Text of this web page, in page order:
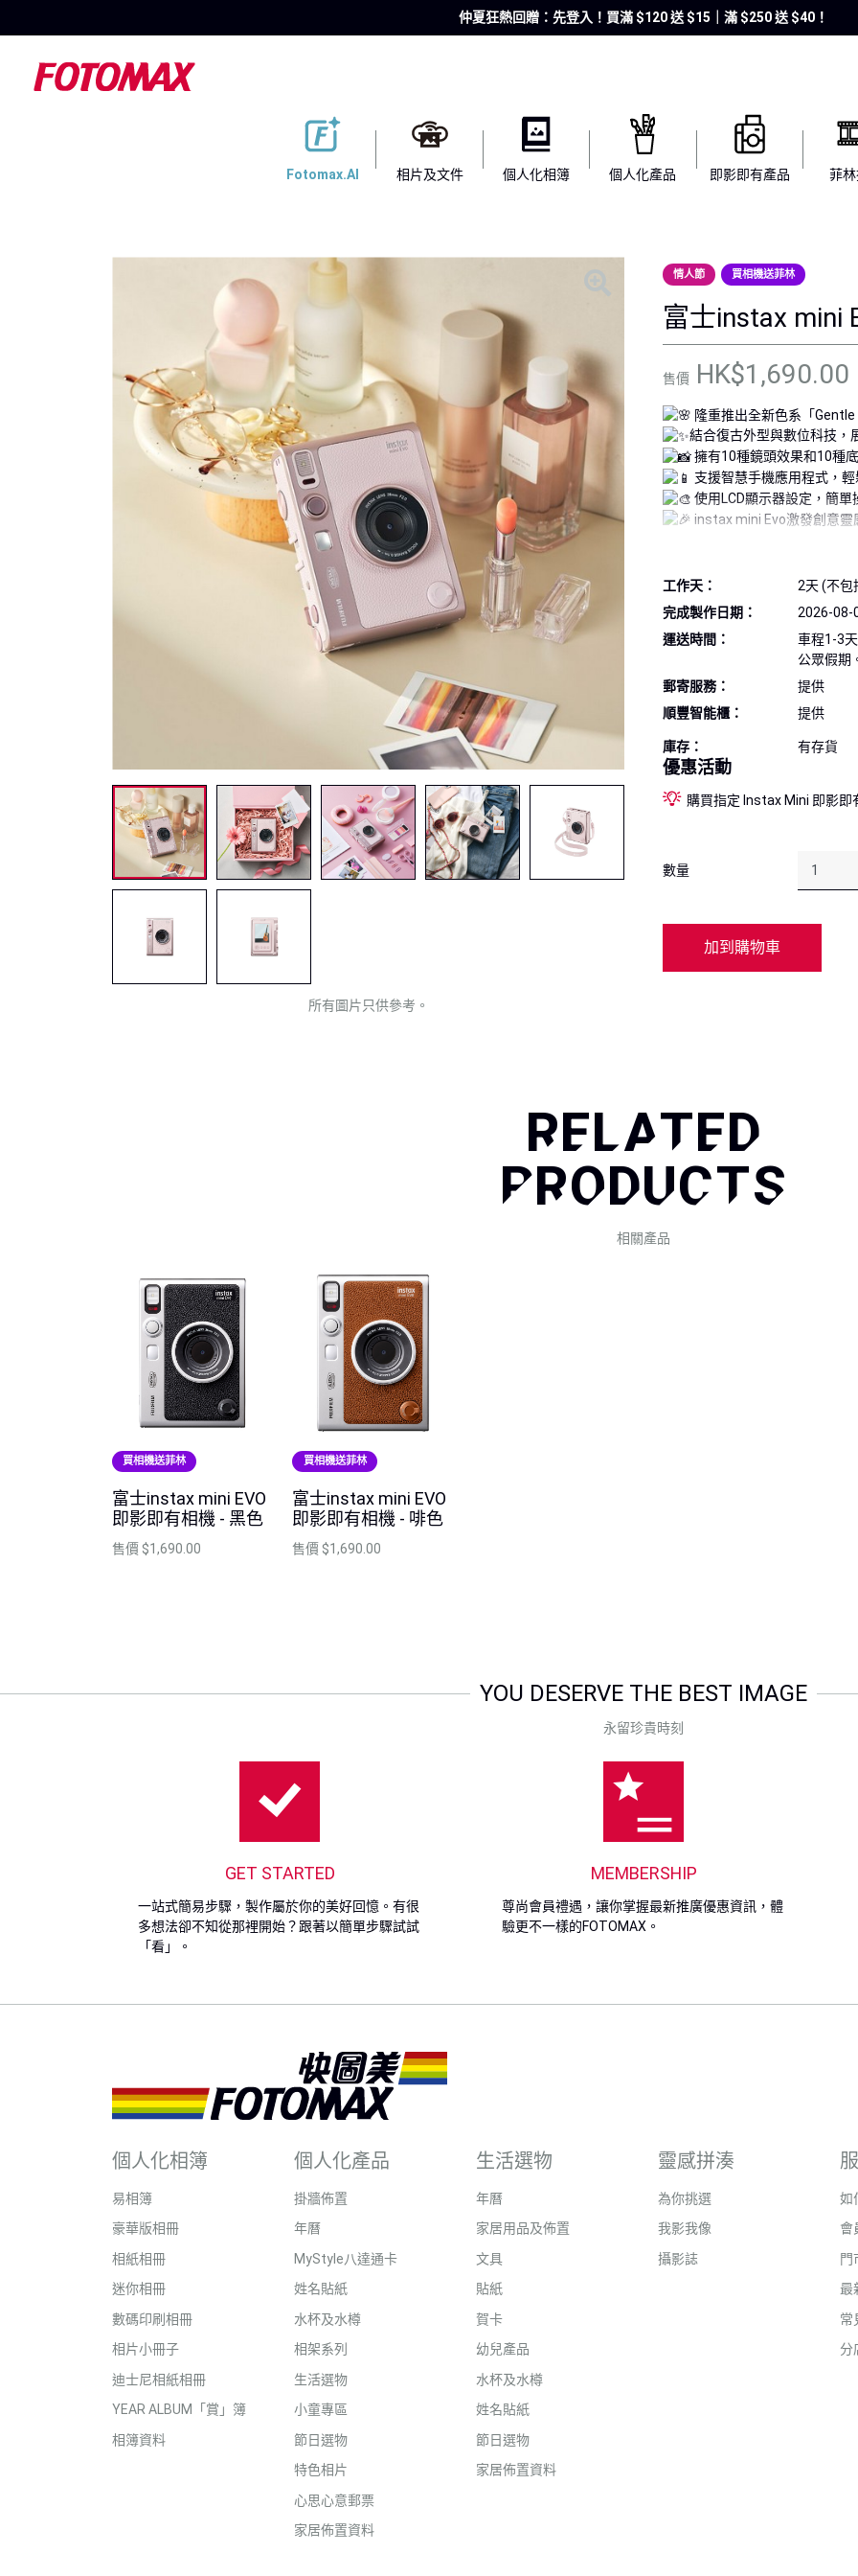
仲夏狂熱回贈：先登入！買滿 $120 送 $15｜滿 $250 送 $40！
Fotomax.AI 相片及文件 個人化相簿 個人化產品 即影即有產品 菲
所有圖片只供參考。
情人節 買相機送菲林
富士instax mini
售價 HK$1,690.00
隆重推出全新色系「
結合復古外型與數位科技，
擁有10種鏡頭效果和10種
支援智慧手機應用程式，
使用LCD顯示器設定，簡
instax mini Evo激發創意
10種底片效果
100組不同的相片效果
手機傳輸相片至列印相片
可選擇自然及鮮艷模式
可利用手機控利相機進行拍攝
香港代理，享有一年保養服
銷售貨品不設退換服務，如
裝/配件及發票，到任何一間
換。
工作天：
2天 (不包
完成製作日期：
2026-08-
運送時間：
車程1-3
公眾假期
郵寄服務：
提供
順豐智能櫃：
提供
庫存： 有存貨
優惠活動
購買指定 Instax Mini 即影
數量
加到購物車
RELATED
PRODUCTS
相關產品
買相機送菲林
富士instax mini EVO
即影即有相機 - 黑色
售價 $1,690.00
買相機送菲林
富士instax mini EVO
即影即有相機 - 啡色
售價 $1,690.00
YOU DESERVE THE BEST IMAGE
永留珍貴時刻
GET STARTED
一站式簡易步驟，製作屬於你的美好回憶。有很
多想法卻不知從那裡開始？跟著以簡單步驟試試
「看」。
MEMBERSHIP
尊尚會員禮遇，讓你掌握最新推廣優惠資訊，體
驗更不一樣的FOTOMAX。
個人化相簿
易相簿
豪華版相冊
相紙相冊
迷你相冊
數碼印刷相冊
相片小冊子
迪士尼相紙相冊
YEAR ALBUM「賞」簿
相簿資料
個人化產品
掛牆佈置
年曆
MyStyle八達通卡
姓名貼紙
水杯及水樽
相架系列
生活選物
小童專區
節日選物
特色相片
心思心意郵票
家居佈置資料
生活選物
年曆
家居用品及佈置
文具
貼紙
賀卡
幼兒產品
水杯及水樽
姓名貼紙
節日選物
家居佈置資料
靈感拼湊
為你挑選
我影我像
攝影誌
如
會
門
最
常
分